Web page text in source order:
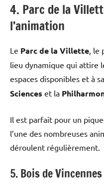
4. Parc de la
l’animation
Le Parc de la Villette ,
lieu dynamique qui attire
espaces disponibles et à
Sciences et la
Il est parfait pour un
l’une des nombreuses
déroulent régulièrement.
5. Bois de